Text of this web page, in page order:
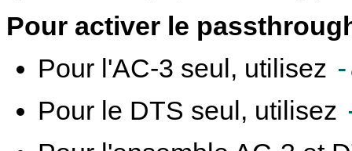
Pour activer le
Pour l'AC-3 seul, utilisez
Pour le DTS seul, utilisez